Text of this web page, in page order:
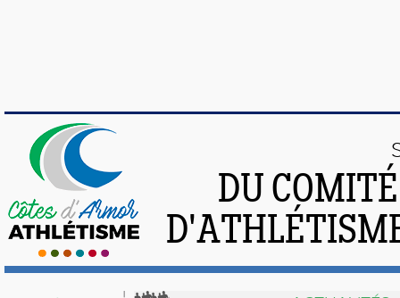
DU